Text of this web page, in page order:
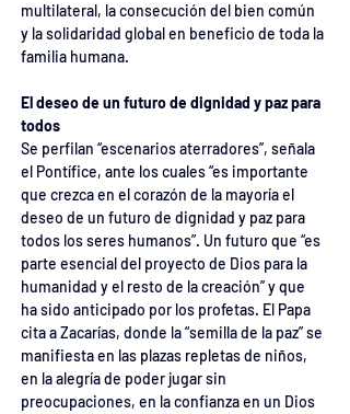
multilateral, la consecución del bien común
y la solidaridad global en beneficio de toda la
familia humana.
El deseo de un futuro de dignidad y paz para
todos
Se perfilan “escenarios aterradores”, señala
el Pontífice, ante los cuales “es importante
que crezca en el corazón de la mayoría el
deseo de un futuro de dignidad y paz para
todos los seres humanos”. Un futuro que “es
parte esencial del proyecto de Dios para la
humanidad y el resto de la creación” y que
ha sido anticipado por los profetas. El Papa
cita a Zacarías, donde la “semilla de la paz” se
manifiesta en las plazas repletas de niños,
en la alegría de poder jugar sin
preocupaciones, en la confianza en un Dios